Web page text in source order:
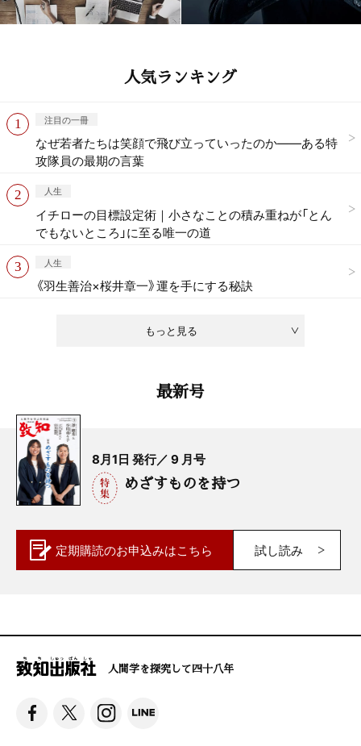
人気ランキング
もっと見る
注目の一冊
なぜ若者たちは笑顔で飛び立っていったのか——ある特
攻隊員の最期の言葉
人生
イチローの目標設定術｜小さなことの積み重ねが「とん
でもないところ」に至る唯一の道
人生
《羽生善治×桜井章一》運を手にする秘訣
最新号
8月1日 発行／ 9 月号
めざすものを持つ
定期購読のお申込みはこちら 試し読み
人間学を探究して四十八年